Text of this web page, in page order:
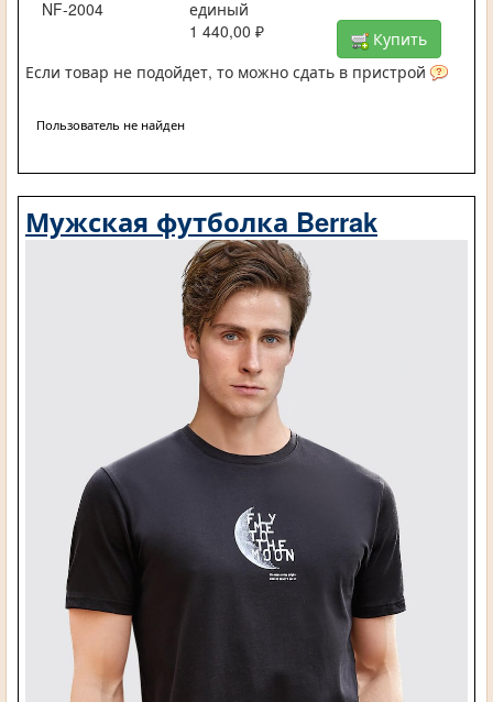
NF-2004
единый
1 440,00 ₽
Купить
Если товар не подойдет, то можно сдать в пристрой
Пользователь не найден
Мужская футболка Berrak